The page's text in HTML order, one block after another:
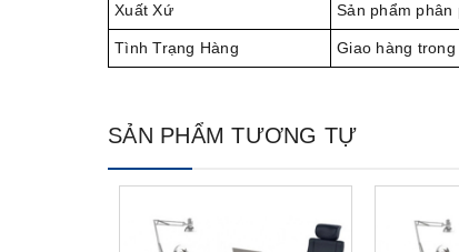
Xuất Xứ Sản phẩm phân
Tình Trạng Hàng Giao hàng
SẢN PHẨM TƯƠNG TỰ